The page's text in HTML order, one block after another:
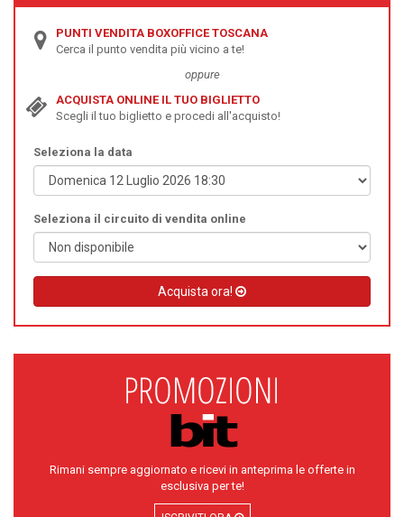
PUNTI VENDITA BOXOFFICE TOSCANA
Cerca il punto vendita più vicino a te!
oppure
ACQUISTA ONLINE IL TUO BIGLIETTO
Scegli il tuo biglietto e procedi all'acquisto!
Seleziona la data
Seleziona il circuito di vendita online
Acquista ora!
Rimani sempre aggiornato e ricevi in anteprima le offerte in
esclusiva per te!